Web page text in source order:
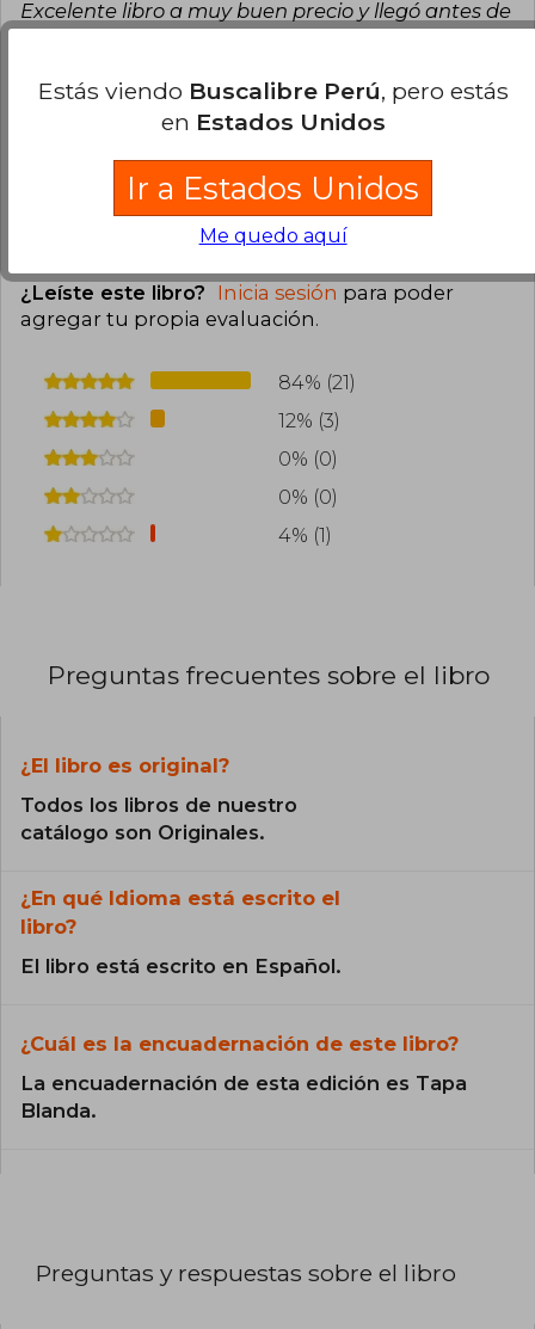
Excelente libro a muy buen precio y llegó antes de
tener gran variedad de textos y con Buenos
descuentos que nos permiten poderlos adquirir.
Esta opinión es útil 0 No es útil
Cargar más opiniones del libro
¿Leíste este libro? Inicia sesión para poder
agregar tu propia evaluación.
84% (21)
12% (3)
0% (0)
0% (0)
4% (1)
Preguntas frecuentes sobre el libro
¿El libro es original?
Todos los libros de nuestro
catálogo son Originales.
¿En qué Idioma está escrito el
libro?
El libro está escrito en Español.
¿Cuál es la encuadernación de este libro?
La encuadernación de esta edición es Tapa
Blanda.
Preguntas y respuestas sobre el libro
Estás viendo Buscalibre Perú, pero estás
en Estados Unidos
Ir a Estados Unidos
Me quedo aquí